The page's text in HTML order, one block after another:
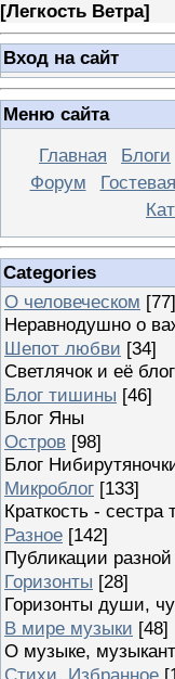
[Легкость Ветра]
Вход на сайт
Меню сайта
Главная
Блоги
Форум
Гостевая
Categories
О человеческом [77]
Неравнодушно о
Шепот любви [34]
Светлячок и её блог
Блог тишины [46]
Блог Яны
Остров [98]
Блог
Микроблог [133]
Краткость - сестра
Разное [142]
Публикации
Горизонты [28]
Горизонты души,
В мире музыки [48]
О музыке,
Стихи. Избранное